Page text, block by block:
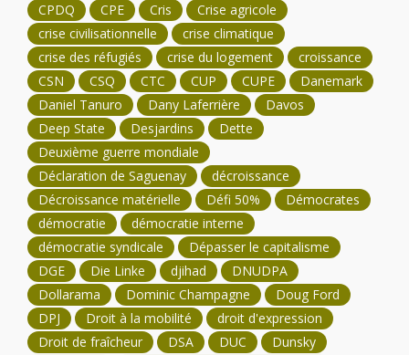
CPDQ
CPE Cris
Crise agricole
crise civilisationnelle
crise climatique
crise des réfugiés
crise du logement
croissance
CSN
CSQ CTC CUP CUPE
Danemark
Daniel Tanuro
Dany Laferrière
Davos
Deep State
Desjardins
Dette
Deuxième guerre mondiale
Déclaration de Saguenay
décroissance
Décroissance matérielle
Défi 50%
Démocrates
démocratie
démocratie interne
démocratie syndicale
Dépasser le capitalisme
DGE
Die Linke djihad
DNUDPA
Dollarama
Dominic Champagne
Doug Ford
DPJ
Droit à la mobilité
droit d'expression
Droit de fraîcheur
DSA DUC
Dunsky